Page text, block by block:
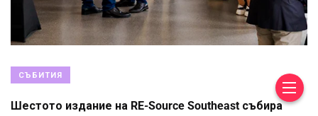
СЪБИТИЯ
Шестото издание на RE-Source Southeast събира